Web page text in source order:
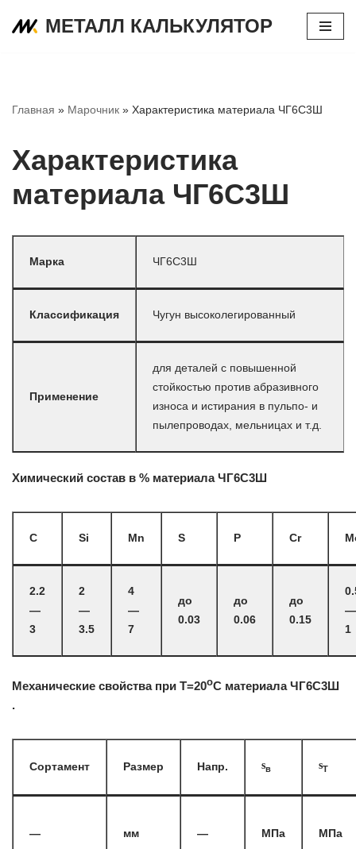
МЕТАЛЛ КАЛЬКУЛЯТОР
Главная » Марочник » Характеристика материала ЧГ6С3Ш
Характеристика
материала ЧГ6С3Ш
Марка ЧГ6С3Ш
Классификация Чугун высоколегированный
Применение
для деталей с повышенной
стойкостью против абразивного
износа и истирания в пульпо- и
пылепроводах, мельницах и т.д.
Химический состав в % материала ЧГ6С3Ш
C Si Mn S P Cr
2.2
—
3
2
—
3.5
4
—
7
до
0.03
до
0.06
до
0.15
—
1
Механические свойства при Т=20oС материала ЧГ6С3Ш
.
Сортамент Размер Напр. sв sT
— мм — МПа МПа